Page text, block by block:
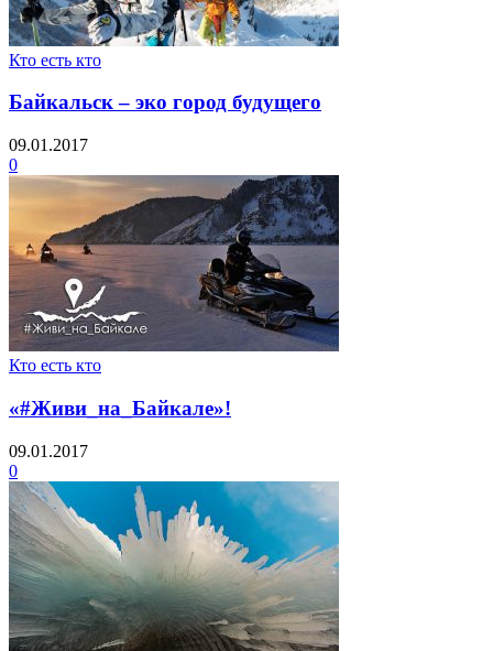
Кто есть кто
Байкальск – эко город будущего
09.01.2017
0
Кто есть кто
«#Живи_на_Байкале»!
09.01.2017
0